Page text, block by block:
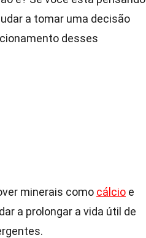
a tomar uma decisão
desses
minerais como cálcio e
a prolongar a vida útil de